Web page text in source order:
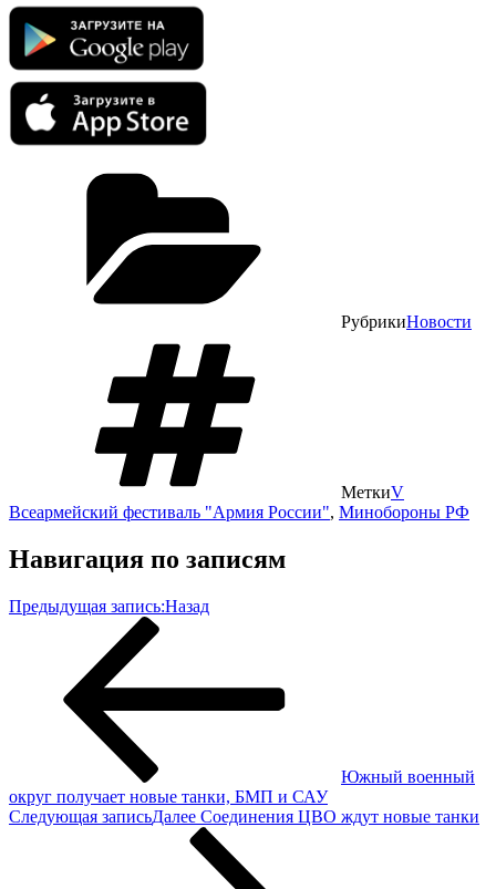
РубрикиНовости
МеткиV
Всеармейский фестиваль "Армия России", Минобороны РФ
Навигация по записям
Предыдущая запись:Назад
Южный военный
округ получает новые танки, БМП и САУ
Следующая записьДалее Соединения ЦВО ждут новые танки